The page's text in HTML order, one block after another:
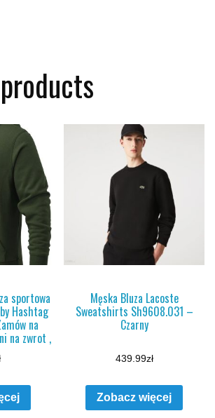
sportowa
Hashtag
na
na zwrot ,
Męska Bluza Lacoste
Sweatshirts Sh9608.031 –
Czarny
439.99zł
Zobacz więcej